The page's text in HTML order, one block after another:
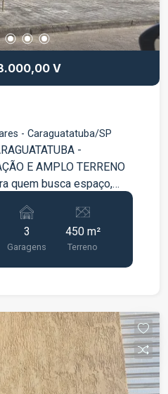
V
- Caraguatatuba/SP
-
E AMPLO TERRENO
quem busca espaço,
estratégica em uma
de Caraguatatuba.
da cidade, próxima ao
comércios em geral
vias e demais
do
ampla Cozinha
de serviço Garagem
cimentado O imóvel
3
Garagens
450 m²
Terreno